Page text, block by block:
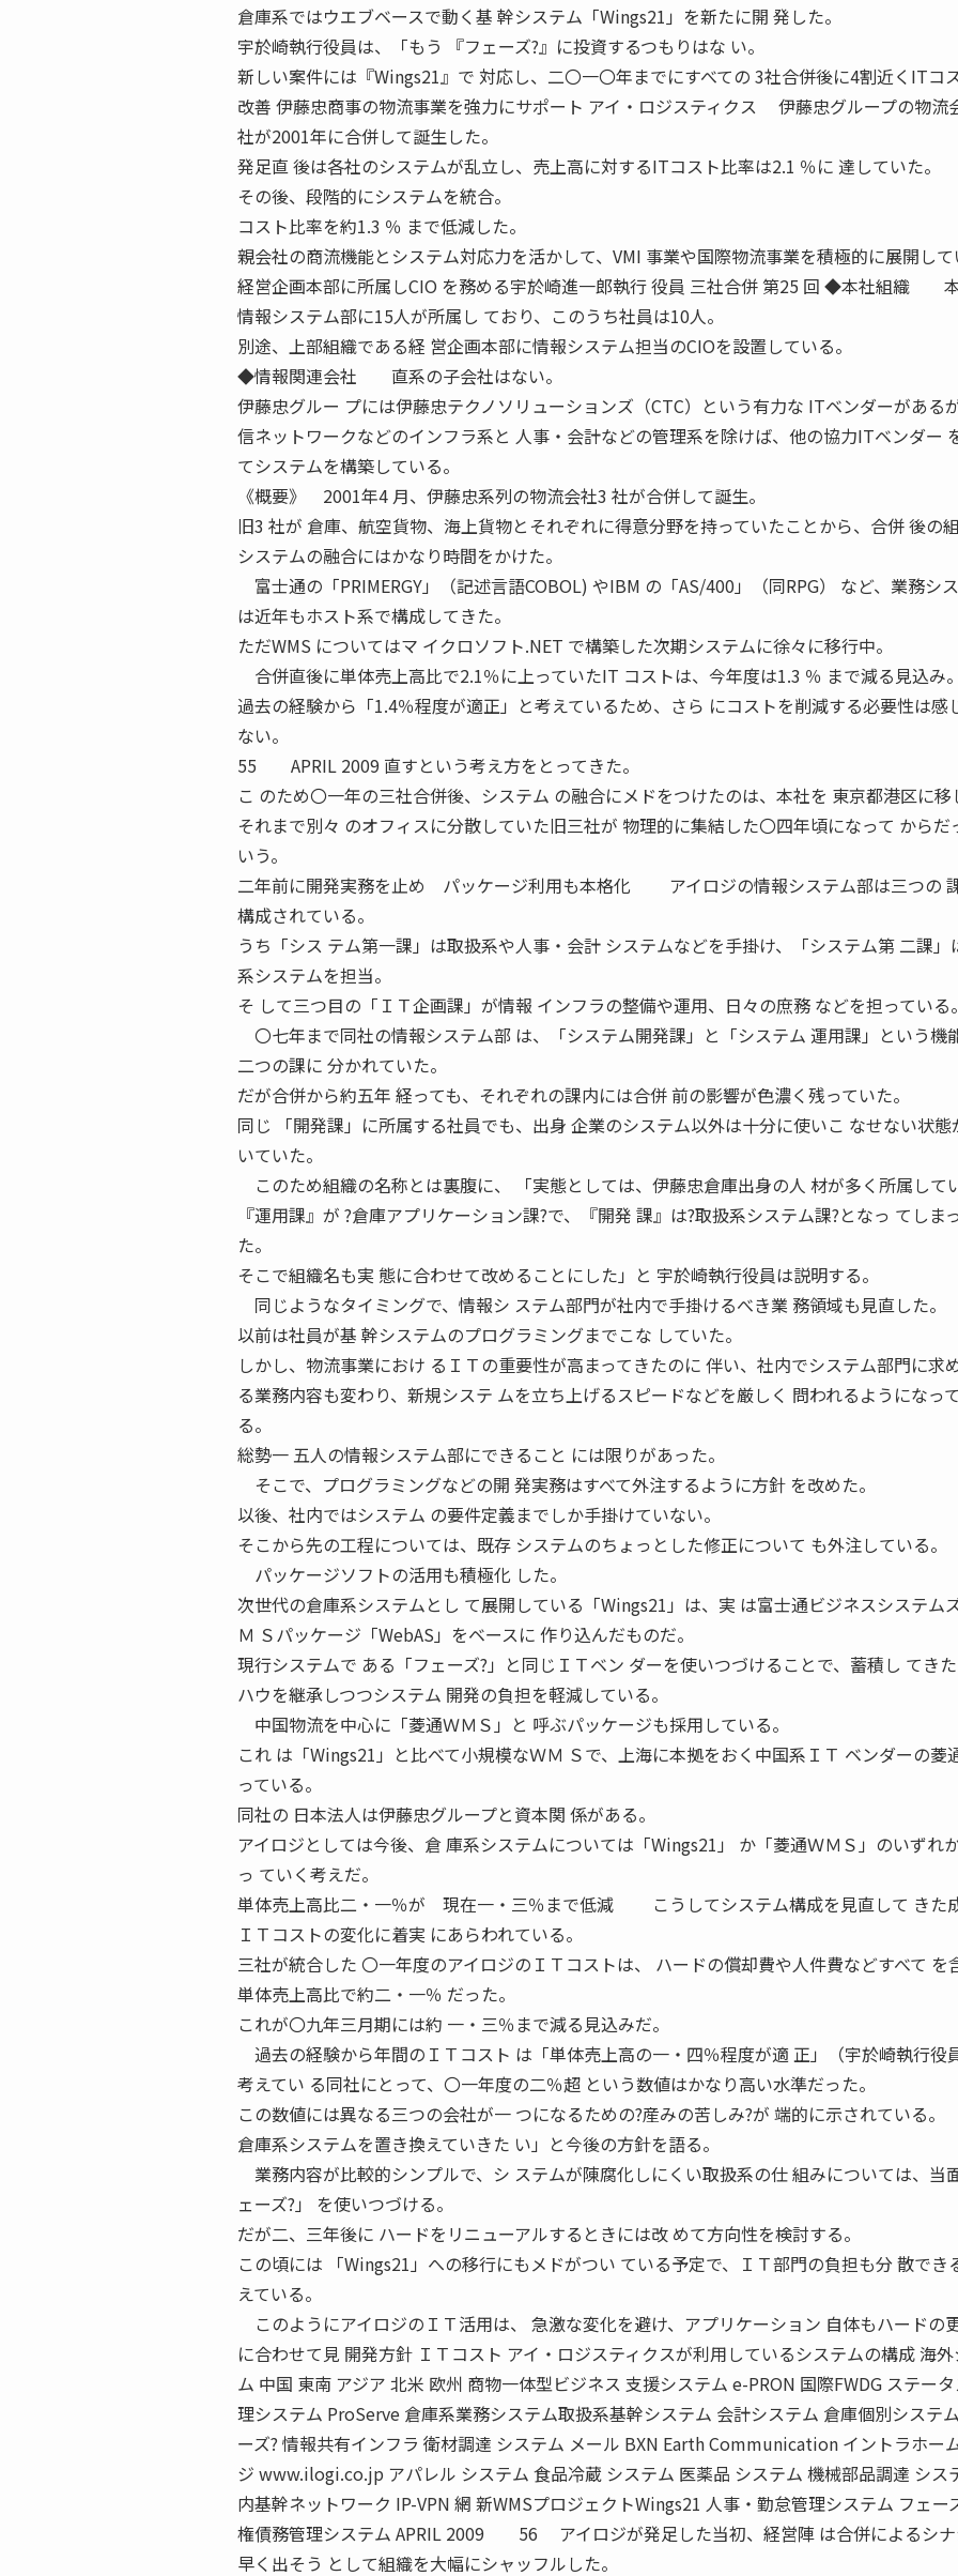
倉庫系ではウエブベースで動く基 幹システム「Wings21」を新たに開 発した。
宇於崎執行役員は、「もう 『フェーズ?』に投資するつもりはな い。
新しい案件には『Wings21』で 対応し、二〇一〇年までにすべての 3社合併後に4割近くITコ
改善 伊藤忠商事の物流事業を強力にサポート アイ・ロジスティクス 伊藤忠グループの物流
社が2001年に合併して誕生した。
発足直 後は各社のシステムが乱立し、売上高に対するITコスト比率は2.1 ％に 達していた。
その後、段階的にシステムを統合。
コスト比率を約1.3 ％ まで低減した。
親会社の商流機能とシステム対応力を活かして、VMI 事業や国際物流事業を積極的に展開して
経営企画本部に所属しCIO を務める宇於崎進一郎執行 役員 三社合併 第25 回 ◆本社組織
情報システム部に15人が所属し ており、このうち社員は10人。
別途、上部組織である経 営企画本部に情報システム担当のCIOを設置している。
◆情報関連会社 直系の子会社はない。
伊藤忠グルー プには伊藤忠テクノソリューションズ（CTC）という有力な ITベンダーがある
信ネットワークなどのインフラ系と 人事・会計などの管理系を除けば、他の協力ITベンダー
てシステムを構築している。
《概要》 2001年4 月、伊藤忠系列の物流会社3 社が合併して誕生。
旧3 社が 倉庫、航空貨物、海上貨物とそれぞれに得意分野を持っていたことから、合併 後の
システムの融合にはかなり時間をかけた。
富士通の「PRIMERGY」（記述言語COBOL) やIBM の「AS/400」（同RPG） など、業務シ
は近年もホスト系で構成してきた。
ただWMS についてはマ イクロソフト.NET で構築した次期システムに徐々に移行中。
合併直後に単体売上高比で2.1％に上っていたIT コストは、今年度は1.3 ％ まで減る見込み。
過去の経験から「1.4％程度が適正」と考えているため、さら にコストを削減する必要性は感
ない。
55 APRIL 2009 直すという考え方をとってきた。
こ のため〇一年の三社合併後、システム の融合にメドをつけたのは、本社を 東京都港区に移
それまで別々 のオフィスに分散していた旧三社が 物理的に集結した〇四年頃になって からだ
いう。
二年前に開発実務を止め パッケージ利用も本格化 アイロジの情報システム部は三つの
構成されている。
うち「シス テム第一課」は取扱系や人事・会計 システムなどを手掛け、「システム第 二課」
系システムを担当。
そ して三つ目の「ＩＴ企画課」が情報 インフラの整備や運用、日々の庶務 などを担っている。
〇七年まで同社の情報システム部 は、「システム開発課」と「システム 運用課」という機
二つの課に 分かれていた。
だが合併から約五年 経っても、それぞれの課内には合併 前の影響が色濃く残っていた。
同じ 「開発課」に所属する社員でも、出身 企業のシステム以外は十分に使いこ なせない状態
いていた。
このため組織の名称とは裏腹に、 「実態としては、伊藤忠倉庫出身の人 材が多く所属して
『運用課』が ?倉庫アプリケーション課?で、『開発 課』は?取扱系システム課?となっ てしま
た。
そこで組織名も実 態に合わせて改めることにした」と 宇於崎執行役員は説明する。
同じようなタイミングで、情報シ ステム部門が社内で手掛けるべき業 務領域も見直した。
以前は社員が基 幹システムのプログラミングまでこな していた。
しかし、物流事業におけ るＩＴの重要性が高まってきたのに 伴い、社内でシステム部門に求
る業務内容も変わり、新規システ ムを立ち上げるスピードなどを厳しく 問われるようになっ
る。
総勢一 五人の情報システム部にできること には限りがあった。
そこで、プログラミングなどの開 発実務はすべて外注するように方針 を改めた。
以後、社内ではシステム の要件定義までしか手掛けていない。
そこから先の工程については、既存 システムのちょっとした修正について も外注している。
パッケージソフトの活用も積極化 した。
次世代の倉庫系システムとし て展開している「Wings21」は、実 は富士通ビジネスシステム
Ｍ Ｓパッケージ「WebAS」をベースに 作り込んだものだ。
現行システムで ある「フェーズ?」と同じＩＴベン ダーを使いつづけることで、蓄積し てき
ハウを継承しつつシステム 開発の負担を軽減している。
中国物流を中心に「菱通ＷＭＳ」と 呼ぶパッケージも採用している。
これ は「Wings21」と比べて小規模なＷＭ Ｓで、上海に本拠をおく中国系ＩＴ ベンダーの菱
っている。
同社の 日本法人は伊藤忠グループと資本関 係がある。
アイロジとしては今後、倉 庫系システムについては「Wings21」 か「菱通ＷＭＳ」のいずれ
っ ていく考えだ。
単体売上高比二・一％が 現在一・三％まで低減 こうしてシステム構成を見直して きた
ＩＴコストの変化に着実 にあらわれている。
三社が統合した 〇一年度のアイロジのＩＴコストは、 ハードの償却費や人件費などすべて を
単体売上高比で約二・一％ だった。
これが〇九年三月期には約 一・三％まで減る見込みだ。
過去の経験から年間のＩＴコスト は「単体売上高の一・四％程度が適 正」（宇於崎執行役
考えてい る同社にとって、〇一年度の二％超 という数値はかなり高い水準だった。
この数値には異なる三つの会社が一 つになるための?産みの苦しみ?が 端的に示されている。
倉庫系システムを置き換えていきた い」と今後の方針を語る。
業務内容が比較的シンプルで、シ ステムが陳腐化しにくい取扱系の仕 組みについては、当
ェーズ?」 を使いつづける。
だが二、三年後に ハードをリニューアルするときには改 めて方向性を検討する。
この頃には 「Wings21」への移行にもメドがつい ている予定で、ＩＴ部門の負担も分 散でき
えている。
このようにアイロジのＩＴ活用は、 急激な変化を避け、アプリケーション 自体もハードの
に合わせて見 開発方針 ＩＴコスト アイ・ロジスティクスが利用しているシステムの構成 海
ム 中国 東南 アジア 北米 欧州 商物一体型ビジネス 支援システム e-PRON 国際FWDG ステー
理システム ProServe 倉庫系業務システム取扱系基幹システム 会計システム 倉庫個別システ
ーズ? 情報共有インフラ 衛材調達 システム メール BXN Earth Communication イントラホー
ジ www.ilogi.co.jp アパレル システム 食品冷蔵 システム 医薬品 システム 機械部品調達 シス
内基幹ネットワーク IP-VPN 網 新WMSプロジェクトWings21 人事・勤怠管理システム フェー
権債務管理システム APRIL 2009 56 アイロジが発足した当初、経営陣 は合併によるシナ
早く出そう として組織を大幅にシャッフルした。